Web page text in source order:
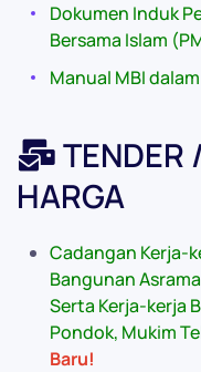
Dokumen Induk
Bersama Islam
Manual MBI
TENDER
HARGA
Cadangan Kerja-
Bangunan
Serta Kerja-kerja
Pondok, Mukim
Baru!